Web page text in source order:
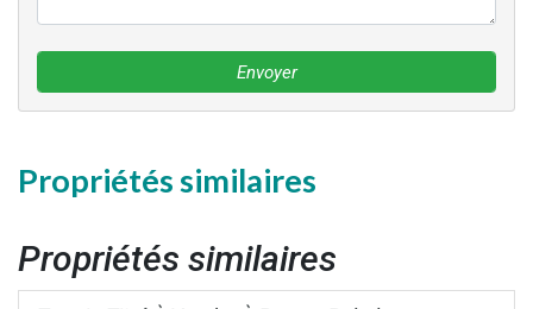
Envoyer
Propriétés similaires
Propriétés similaires